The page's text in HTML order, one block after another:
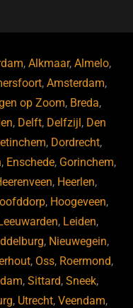
,Alkmaar,Almelo,
,Amsterdam,
op Zoom, Breda,
, Delft, Delfzijl , Den
, Dordrecht,
, Enschede, Gorinchem,
, Heerlen,
, Hoogeveen,
, Leiden,
, Nieuwegein,
, Oss, Roermond,
, Sittard, Sneek,
, Utrecht,Veendam,